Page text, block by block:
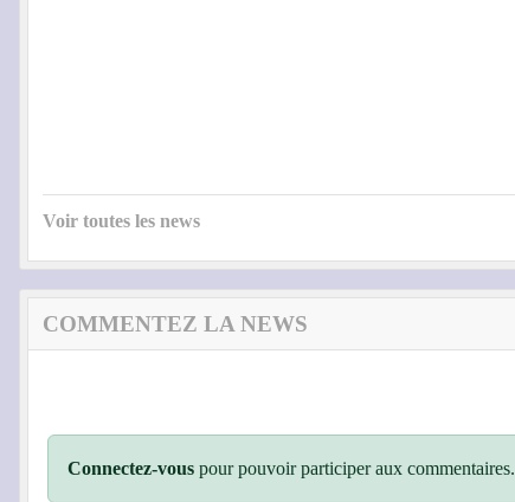
Voir toutes les news
COMMENTEZ LA NEWS
Connectez-vous pour pouvoir participer aux commentaires.